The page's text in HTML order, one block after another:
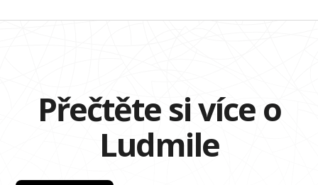
Přečtěte si více o
Ludmile